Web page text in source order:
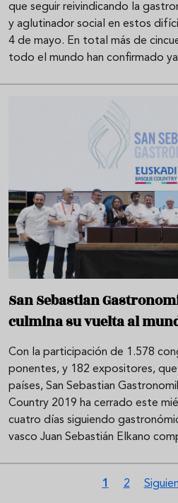
que seguir reivindicando la
y aglutinador social en estos
4 de mayo. En total más de
todo el mundo han confirmado
San Sebastian
culmina su vuelta al
Con la participación de 1.578
ponentes, y 182 expositores,
países, San Sebastian
Country 2019 ha cerrado este
cuatro días siguiendo
vasco Juan Sebastián Elkano
Página actual
1 Página
2